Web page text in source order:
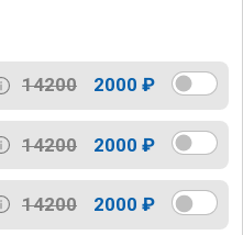
14200 2000 ₽
14200 2000 ₽
14200 2000 ₽